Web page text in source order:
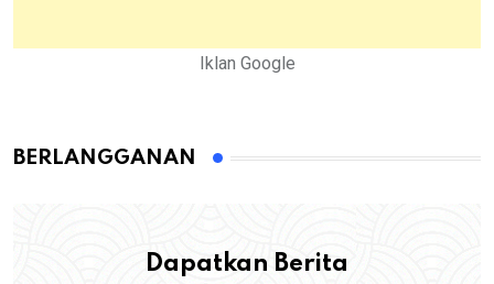
Iklan Google
BERLANGGANAN
Dapatkan Berita